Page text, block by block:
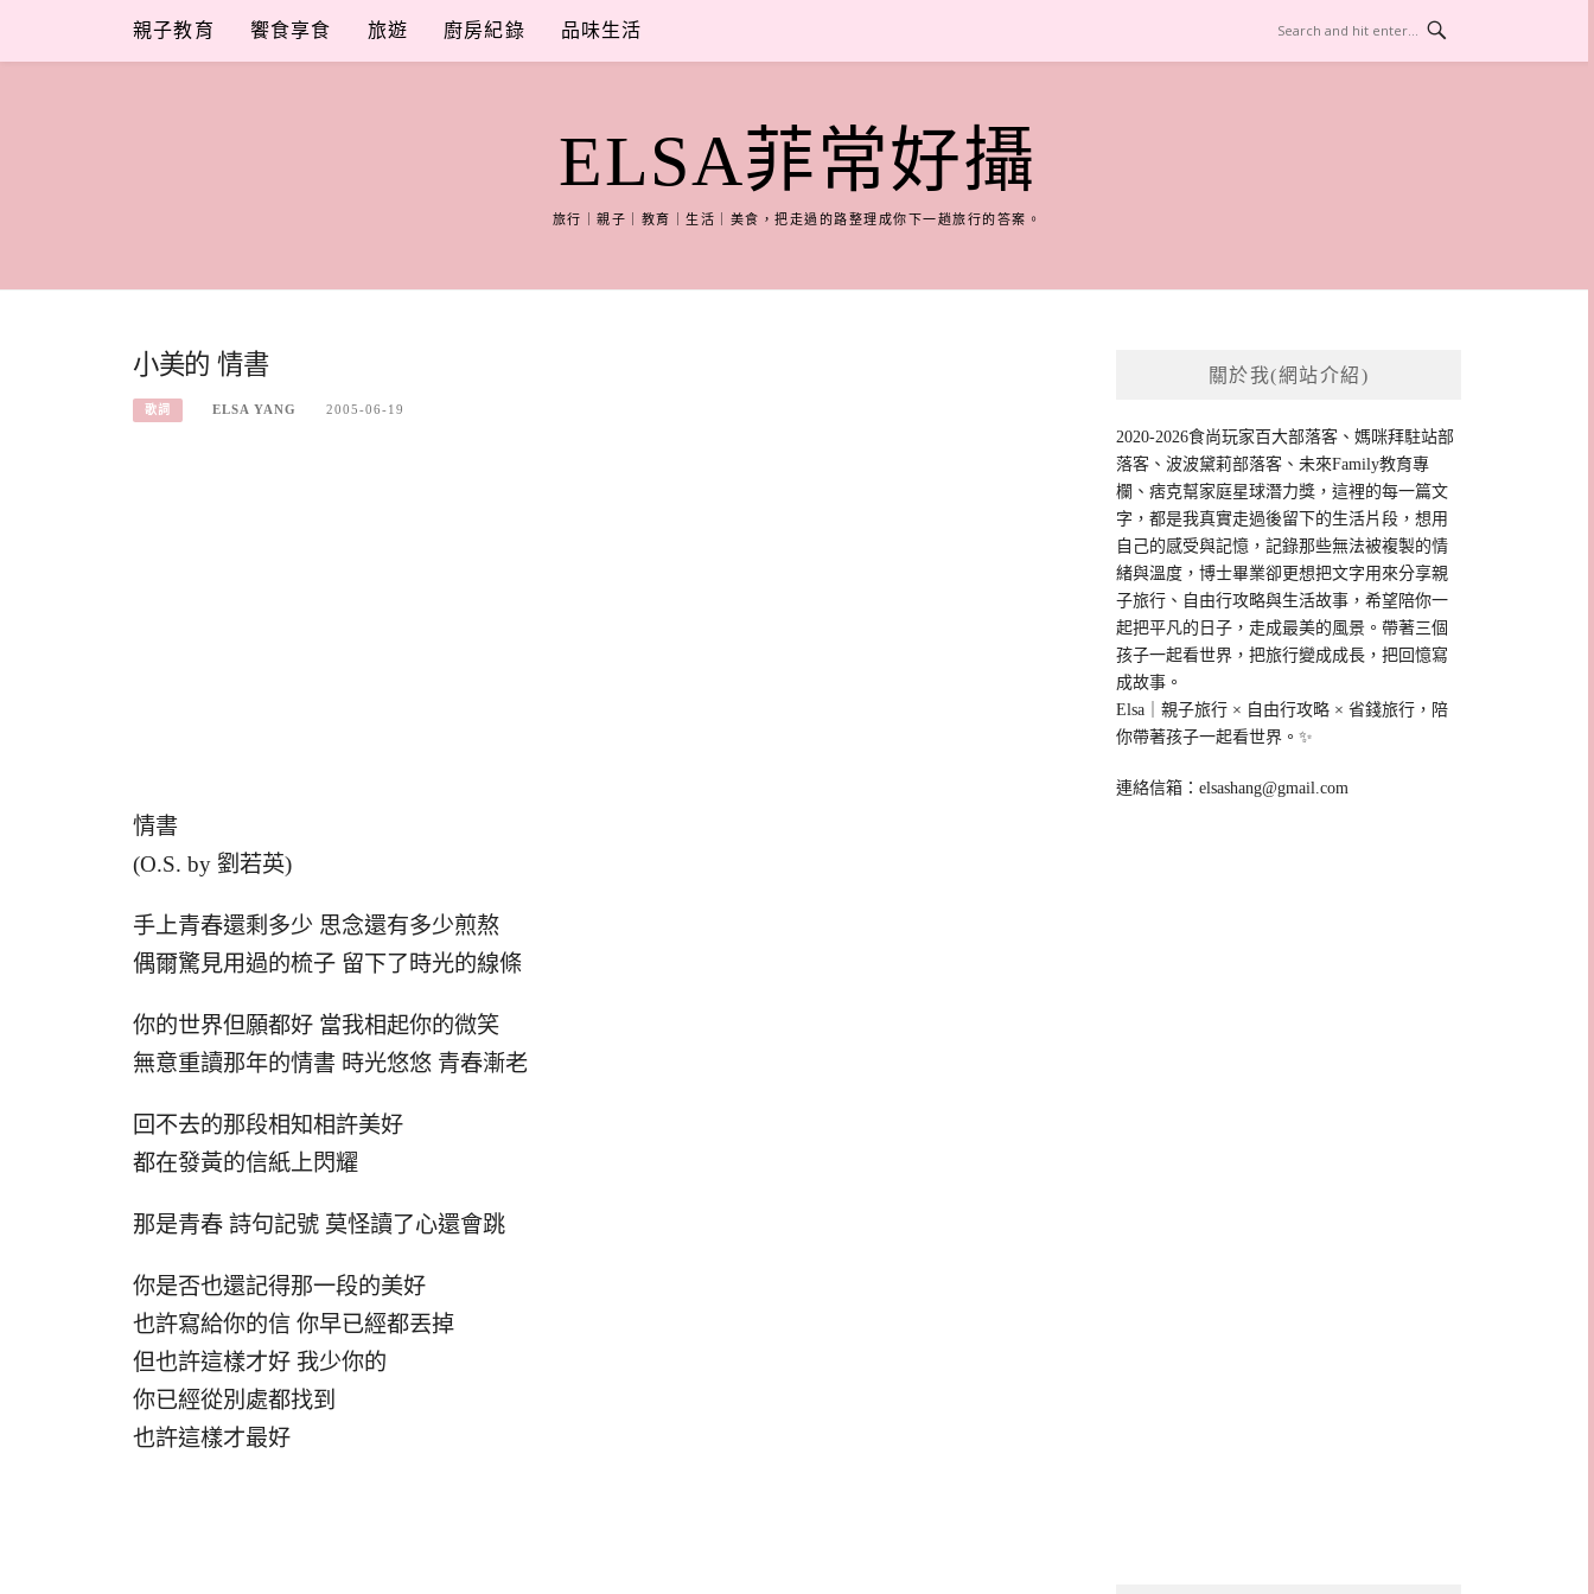
content
親子教育 饗食享食 旅遊 廚房紀錄 品味生活
ELSA菲常好攝
旅行｜親子｜教育｜生活｜美食，把走過的路整理成你下一趟旅行的答案。
小美的 情書
歌詞 ELSA YANG 2005-06-19
情書
(O.S. by 劉若英)
手上青春還剩多少 思念還有多少煎熬
偶爾驚見用過的梳子 留下了時光的線條
你的世界但願都好 當我相起你的微笑
無意重讀那年的情書 時光悠悠 青春漸老
回不去的那段相知相許美好
都在發黃的信紙上閃耀
那是青春 詩句記號 莫怪讀了心還會跳
你是否也還記得那一段的美好
也許寫給你的信 你早已經都丟掉
但也許這樣才好 我少你的
你已經從別處都找到
也許這樣才最好
關於我(網站介紹)
2020-2026食尚玩家百大部落客、媽咪拜駐站部
落客、波波黛莉部落客、未來Family教育專
欄、痞克幫家庭星球潛力獎，這裡的每一篇文
字，都是我真實走過後留下的生活片段，想用
自己的感受與記憶，記錄那些無法被複製的情
緒與溫度，博士畢業卻更想把文字用來分享親
子旅行、自由行攻略與生活故事，希望陪你一
起把平凡的日子，走成最美的風景。帶著三個
孩子一起看世界，把旅行變成成長，把回憶寫
成故事。
Elsa｜親子旅行 × 自由行攻略 × 省錢旅行，陪
你帶著孩子一起看世界。✨
連絡信箱：elsashang@gmail.com